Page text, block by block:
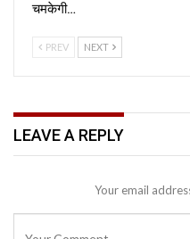
चमकेगी…
PREV NEXT
LEAVE A REPLY
Your email